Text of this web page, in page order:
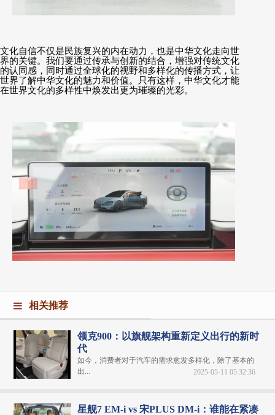
文化自信不仅是民族复兴的内在动力，也是中华文化走向世
界的关键。我们要通过传承与创新的结合，增强对传统文化
的认同感，同时通过全球化的视野和多样化的传播方式，让
世界了解中华文化的魅力和价值。只有这样，中华文化才能
在世界文化的多样性中焕发出更为璀璨的光彩。
相关推荐
领克900：以旗舰架构重新定义出行的新时
代
如今，消费者对于汽车的需求愈发多样化，除了基本的
出...
2025-05-11 05:32:36
星舰7 EM-i vs 宋PLUS DM-i：谁能在紧凑